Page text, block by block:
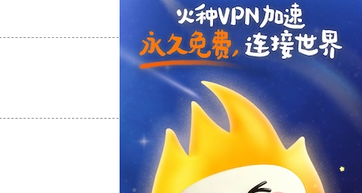
支持[0] 反对
支持
支持 反对 [0]